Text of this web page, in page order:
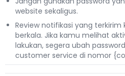
website sekaligus.
Review notifikasi yang
berkala. Jika kamu melihat
lakukan, segera ubah
customer service di nomor